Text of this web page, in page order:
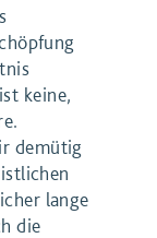
keine,
demütig
lange
die